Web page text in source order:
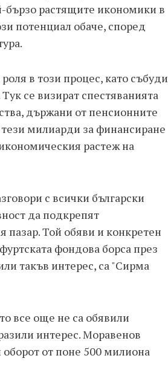
бързо растящите икономики в
потенциал обаче, според
в този процес, като събуди
се визират спестяванията
държани от пенсионните
милиарди за финансиране
растеж на
с всички български
да подкрепят
пазар. Той обяви и конкретен
фондова борса през
такъв интерес, са "Сирма
все още не са обявили
интерес. Моравенов
от поне 500 милиона